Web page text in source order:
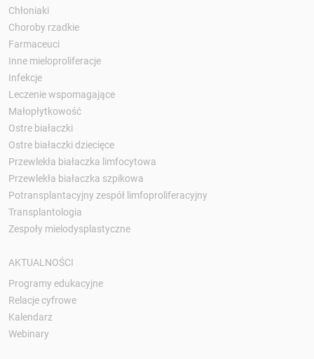
Chłoniaki
Choroby rzadkie
Farmaceuci
Inne mieloproliferacje
Infekcje
Leczenie wspomagające
Małopłytkowość
Ostre białaczki
Ostre białaczki dziecięce
Przewlekła białaczka limfocytowa
Przewlekła białaczka szpikowa
Potransplantacyjny zespół limfoproliferacyjny
Transplantologia
Zespoły mielodysplastyczne
AKTUALNOŚCI
Programy edukacyjne
Relacje cyfrowe
Kalendarz
Webinary